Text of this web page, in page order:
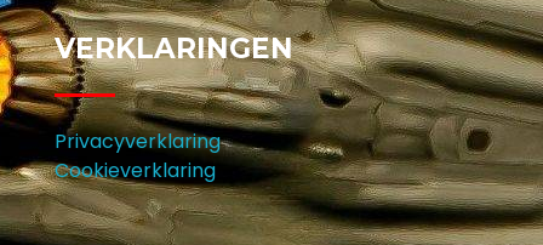
VERKLARINGEN
Privacyverklaring
Cookieverklaring